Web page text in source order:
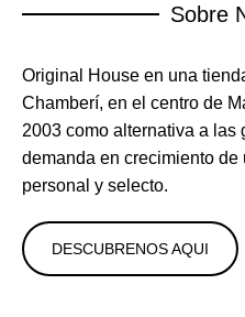
Sobre
Original House en una
Chamberí, en el centro de
2003 como alternativa a las
demanda en crecimiento
personal y selecto.
DESCUBRENOS AQUI